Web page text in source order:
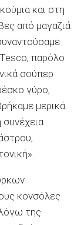
και στη
από μαγαζιά
παρόλο
σούπερ
​​γύρο,
μερικά
κονσόλες
της